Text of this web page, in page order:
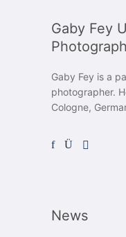
Gaby Fey
Gaby Fey is a
photographer.
Cologne,
News